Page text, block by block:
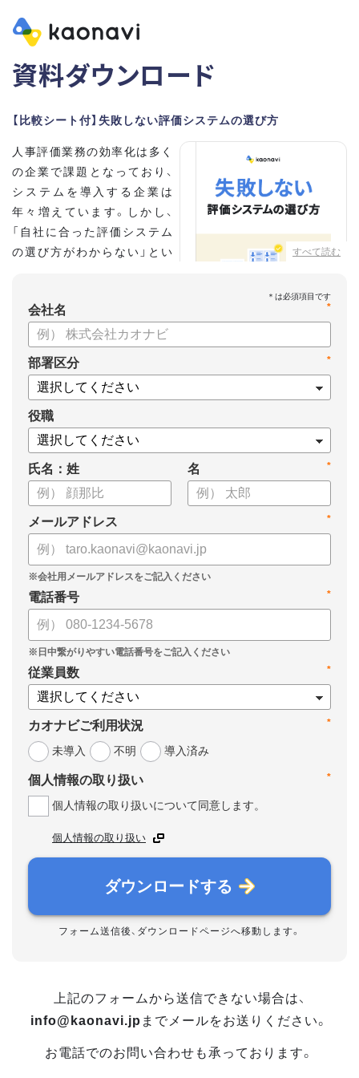
資料ダウンロード
【比較シート付】失敗しない評価システムの選び方
すべて読む
人事評価業務の効率化は多く
の企業で課題となっており、
システムを導入する企業は
年々増えています。しかし、
「自社に合った評価システム
の選び方がわからない」とい
こちらの資料では、
・人事評価システムが必要な企業の特徴
・導入検討に必要な3つの視点
・7つの選定ポイント
についてまとめましたので、ぜひお役立てください。
*
会社名
*
部署区分
役職
氏名：姓 *
名
*
メールアドレス
*
電話番号
*
従業員数
*
カオナビご利用状況
未導入
不明 導入済み
*
個人情報の取り扱い
個人情報の取り扱いについて同意します。
個人情報の取り扱い
ダウンロードする
フォーム送信後、ダウンロードページへ移動します。
上記のフォームから送信できない場合は、
info@kaonavi.jp までメールをお送りください。
お電話でのお問い合わせも承っております。